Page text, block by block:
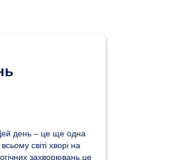
день – це ще одна
світі хворі на
захворювань,це